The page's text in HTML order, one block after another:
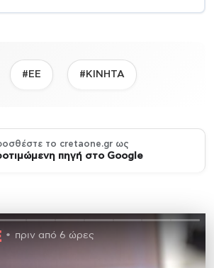
#ΕΕ #ΚΙΝΗΤΑ
το cretaone.gr ως
πηγή στο Google
πριν από 6 ώρες